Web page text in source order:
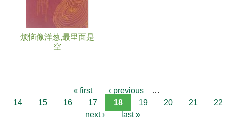
烦恼像洋葱,最里面是
空
« first ‹ previous
…
14
15 16 17 18 19 20 21
22
next ›
last »